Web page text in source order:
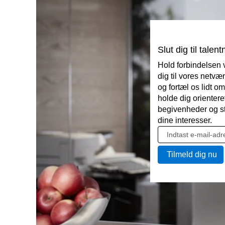
Slut dig til
Hold forbindelsen
dig til vores
og fortæl os lidt
holde dig
begivenheder og
dine interesser.